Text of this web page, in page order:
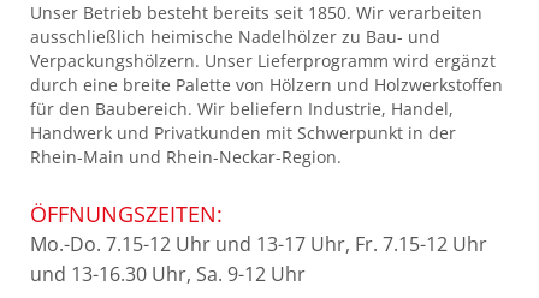
Unser Betrieb besteht bereits seit 1850. Wir verarbeiten
ausschließlich heimische Nadelhölzer zu Bau- und
Verpackungshölzern. Unser Lieferprogramm wird ergänzt
durch eine breite Palette von Hölzern und Holzwerkstoffen
für den Baubereich. Wir beliefern Industrie, Handel,
Handwerk und Privatkunden mit Schwerpunkt in der
Rhein-Main und Rhein-Neckar-Region.
ÖFFNUNGSZEITEN:
Mo.-Do. 7.15-12 Uhr und 13-17 Uhr, Fr. 7.15-12 Uhr
und 13-16.30 Uhr, Sa. 9-12 Uhr